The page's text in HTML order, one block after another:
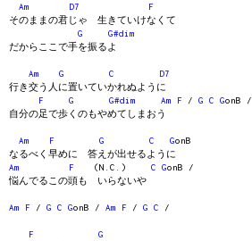
Am
D7
F
そのままの君じゃ 生きていけなくて
G
G#dim
だからここで手を振るよ
Am G C
D7
行き交う人に置いていかれぬように
F
G G#dim Am F / G C GonB /
自分の足で歩くのもやめてしまおう
Am F G C GonB
なるべく早めに 答えが出せるように
Am
F (N.C.) C GonB /
悩んでるこの頭も いらないや
Am F / G C GonB / Am F / G C /
F
G